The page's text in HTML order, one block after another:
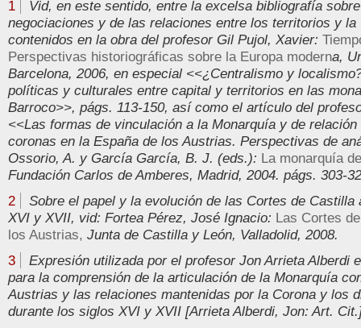
1
Vid, en este sentido, entre la excelsa bibliografía
negociaciones y de las relaciones entre los territorios y
contenidos en la obra del profesor Gil Pujol, Xavier:
Perspectivas historiográficas sobre la Europa moderna,
Barcelona, 2006, en especial <<¿Centralismo y
políticas y culturales entre capital y territorios en las
Barroco>>, págs. 113-150, así como el artículo del
<<Las formas de vinculación a la Monarquía y de
coronas en la España de los Austrias. Perspectivas de
Ossorio, A. y García García, B. J. (eds.): La monarquía
Fundación Carlos de Amberes, Madrid, 2004. págs. 303-
2
Sobre el papel y la evolución de las Cortes de
XVI y XVII, vid: Fortea Pérez, José Ignacio: Las Cortes
los Austrias, Junta de Castilla y León, Valladolid, 2008.
3
Expresión utilizada por el profesor Jon Arrieta Alberdi
para la comprensión de la articulación de la Monarquía
Austrias y las relaciones mantenidas por la Corona y los
durante los siglos XVI y XVII [Arrieta Alberdi, Jon: Art.